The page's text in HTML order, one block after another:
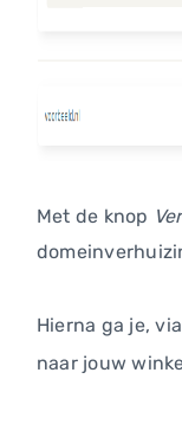
Met de knop
Hierna ga je,
naar jouw